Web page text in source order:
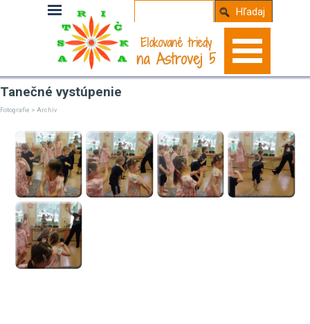
Elokované triedy
na Astrovej 5
Hľadaj
Tanečné vystúpenie
Fotografie > Archív